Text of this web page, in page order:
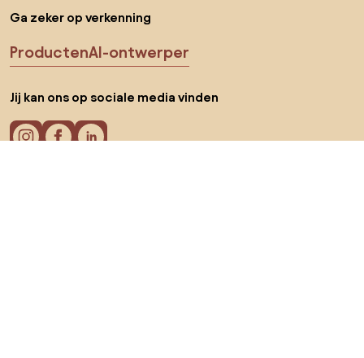
Ga zeker op verkenning
ProductenAI-ontwerper
Jij kan ons op sociale media vinden